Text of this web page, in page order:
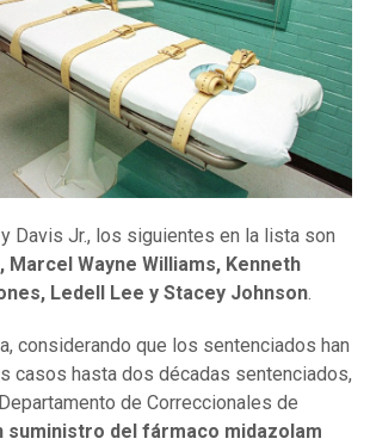
Davis Jr., los siguientes en la lista son
Marcel Wayne Williams, Kenneth
Ledell Lee y Stacey Johnson.
considerando que los sentenciados han
casos hasta dos décadas sentenciados,
de Correccionales de
suministro del fármaco midazolam